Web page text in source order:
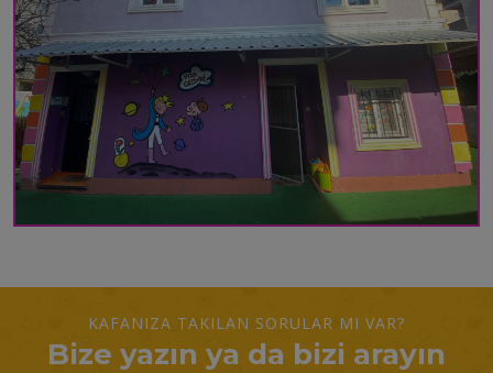
KAFANIZA TAKILAN SORULAR MI VAR?
Bize yazın ya da bizi arayın